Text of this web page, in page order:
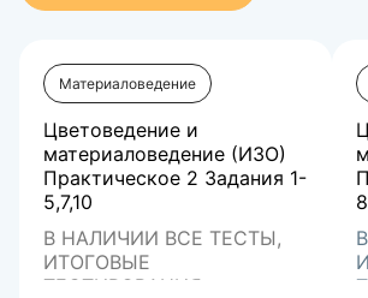
Материаловедение
Цветоведение и
материаловедение (ИЗО)
Практическое 2 Задания 1-
5,7,10
В НАЛИЧИИ ВСЕ ТЕСТЫ,
ИТОГОВЫЕ
ТЕСТИРОВАНИЯ,
8